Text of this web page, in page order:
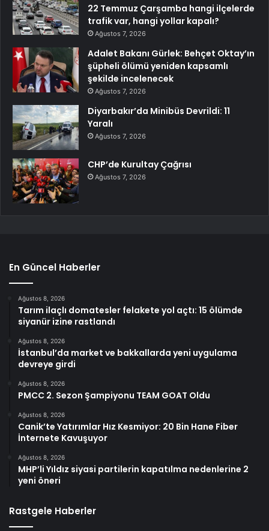
22 Temmuz Çarşamba hangi ilçelerde
trafik var, hangi yollar kapalı?
Ağustos 7, 2026
Adalet Bakanı Gürlek: Behçet Oktay’ın
şüpheli ölümü yeniden kapsamlı
şekilde incelenecek
Ağustos 7, 2026
Diyarbakır’da Minibüs Devrildi: 11
Yaralı
Ağustos 7, 2026
CHP’de Kurultay Çağrısı
Ağustos 7, 2026
En Güncel Haberler
Ağustos 8, 2026
Tarım ilaçlı domatesler felakete yol açtı: 15 ölümde
siyanür izine rastlandı
Ağustos 8, 2026
İstanbul’da market ve bakkallarda yeni uygulama
devreye girdi
Ağustos 8, 2026
PMCC 2. Sezon Şampiyonu TEAM GOAT Oldu
Ağustos 8, 2026
Canik’te Yatırımlar Hız Kesmiyor: 20 Bin Hane Fiber
İnternete Kavuşuyor
Ağustos 8, 2026
MHP’li Yıldız siyasi partilerin kapatılma nedenlerine 2
yeni öneri
Rastgele Haberler